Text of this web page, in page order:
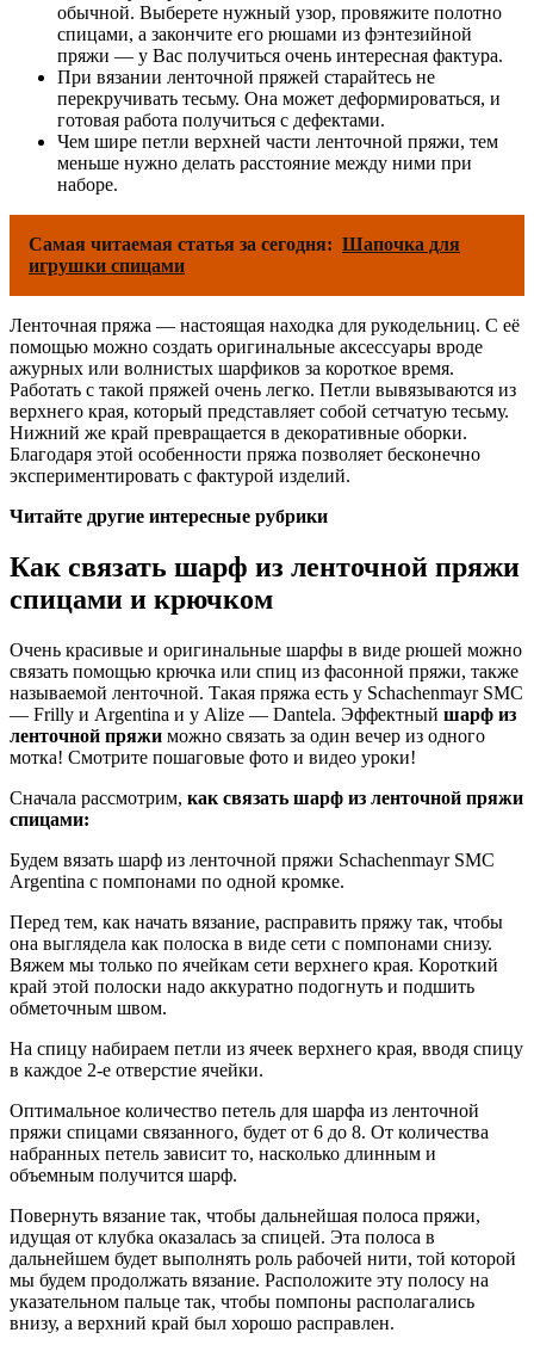
обычной. Выберете нужный узор, провяжите полотно
спицами, а закончите его рюшами из фэнтезийной
пряжи — у Вас получиться очень интересная фактура.
При вязании ленточной пряжей старайтесь не
перекручивать тесьму. Она может деформироваться, и
готовая работа получиться с дефектами.
Чем шире петли верхней части ленточной пряжи, тем
меньше нужно делать расстояние между ними при
наборе.
Самая читаемая статья за сегодня: Шапочка для
игрушки спицами
Ленточная пряжа — настоящая находка для рукодельниц. С её
помощью можно создать оригинальные аксессуары вроде
ажурных или волнистых шарфиков за короткое время.
Работать с такой пряжей очень легко. Петли вывязываются из
верхнего края, который представляет собой сетчатую тесьму.
Нижний же край превращается в декоративные оборки.
Благодаря этой особенности пряжа позволяет бесконечно
экспериментировать с фактурой изделий.
Читайте другие интересные рубрики
Как связать шарф из ленточной пряжи
спицами и крючком
Очень красивые и оригинальные шарфы в виде рюшей можно
связать помощью крючка или спиц из фасонной пряжи, также
называемой ленточной. Такая пряжа есть у Schachenmayr SMC
— Frilly и Argentina и у Alize — Dantela. Эффектный шарф из
ленточной пряжи можно связать за один вечер из одного
мотка! Смотрите пошаговые фото и видео уроки!
Сначала рассмотрим, как связать шарф из ленточной пряжи
спицами:
Будем вязать шарф из ленточной пряжи Schachenmayr SMC
Argentina с помпонами по одной кромке.
Перед тем, как начать вязание, расправить пряжу так, чтобы
она выглядела как полоска в виде сети с помпонами снизу.
Вяжем мы только по ячейкам сети верхнего края. Короткий
край этой полоски надо аккуратно подогнуть и подшить
обметочным швом.
На спицу набираем петли из ячеек верхнего края, вводя спицу
в каждое 2-е отверстие ячейки.
Оптимальное количество петель для шарфа из ленточной
пряжи спицами связанного, будет от 6 до 8. От количества
набранных петель зависит то, насколько длинным и
объемным получится шарф.
Повернуть вязание так, чтобы дальнейшая полоса пряжи,
идущая от клубка оказалась за спицей. Эта полоса в
дальнейшем будет выполнять роль рабочей нити, той которой
мы будем продолжать вязание. Расположите эту полосу на
указательном пальце так, чтобы помпоны располагались
внизу, а верхний край был хорошо расправлен.